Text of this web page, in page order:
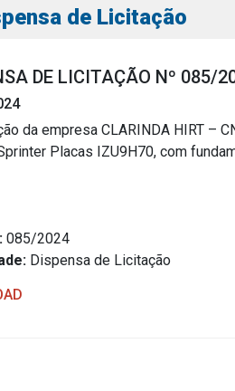
de Licitação
DE LICITAÇÃO Nº 085/
da empresa CLARINDA HIRT –
Placas IZU9H70, com
085/2024
Dispensa de Licitação